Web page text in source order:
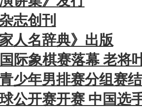
志创刊
人名辞典》出版
际象棋赛落幕 老将
少年男排赛分组赛
公开赛开赛 中国选